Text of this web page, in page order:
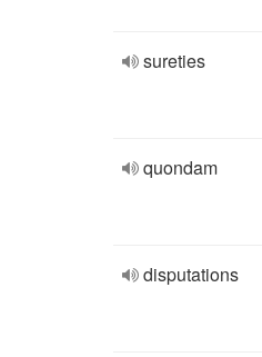
sureties
quondam
disputations